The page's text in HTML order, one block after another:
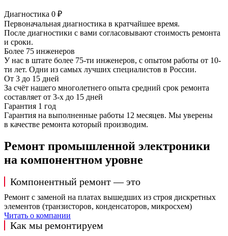
Диагностика 0 ₽
Первоначальная диагностика в кратчайшее время.
После диагностики с вами согласовывают стоимость ремонта
и сроки.
Более 75 инженеров
У нас в штате более 75-ти инженеров, с опытом работы от 10-
ти лет. Одни из самых лучших специалистов в России.
От 3 до 15 дней
За счёт нашего многолетнего опыта средний срок ремонта
составляет от 3-х до 15 дней
Гарантия 1 год
Гарантия на выполненные работы 12 месяцев. Мы уверены
в качестве ремонта который производим.
Ремонт промышленной электроники
на компонентном уровне
Компонентный ремонт — это
Ремонт с заменой на платах вышедших из строя дискретных
элементов (транзисторов, конденсаторов, микросхем)
Читать о компании
Как мы ремонтируем